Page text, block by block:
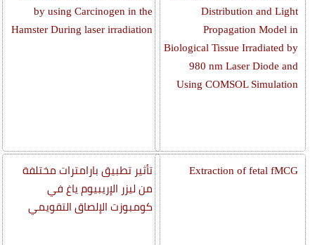
Distribution and Light
Propagation Model in
Biological Tissue Irradiated by
980 nm Laser Diode and
Using COMSOL Simulation
Extraction of fetal fMCG
by using Carcinogen in the
Hamster During laser irradiation
تأثير تطبيق بارامترات مختلفة
من ليزر الإريبيوم ياغ في
كومبوزت الإلصاق التقويمي